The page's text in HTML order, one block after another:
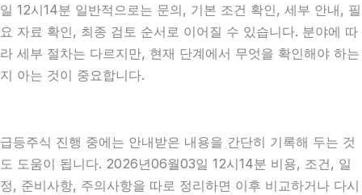
일 12시14분 일반적으로는 문의, 기본 조건 확인, 세부 안내, 필
요 자료 확인, 최종 검토 순서로 이어질 수 있습니다. 분야에 따
라 세부 절차는 다르지만, 현재 단계에서 무엇을 확인해야 하는
지 아는 것이 중요합니다.
급등주식 진행 중에는 안내받은 내용을 간단히 기록해 두는 것
도 도움이 됩니다. 2026년06월03일 12시14분 비용, 조건, 일
정, 준비사항, 주의사항을 따로 정리하면 이후 비교하거나 다시